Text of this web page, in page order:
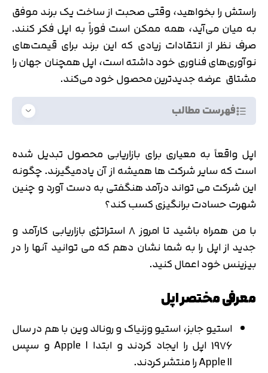
راستش را بخواهید، وقتی صحبت از ساخت یک برند موفق
به میان می‌آید، همه ممکن است فوراً به اپل فکر کنند.
صرف نظر از انتقادات زیادی که این برند برای قیمت‌های
نوآوری‌های فناوری خود داشته است، اپل همچنان جهان را
مشتاق عرضه جدیدترین محصول خود می‌کند.
فهرست مطالب
اپل واقعاً به معیاری برای بازاریابی محصول تبدیل شده
است که سایر شرکت ها همیشه از آن یادمیگیرند. چگونه
این شرکت می تواند درآمد هنگفتی به دست آورد و چنین
شهرت حسادت برانگیزی کسب کند؟
با من همراه باشید تا امروز ۸ استراتژی بازاریابی کارآمد و
جدید از اپل را به شما نشان دهم که می توانید آنها را در
بیزینس خود اعمال کنید.
معرفی مختصر اپل
استیو جابز، استیو وزنیاک و رونالد وین با هم در سال
1976 اپل را ایجاد کردند و ابتدا Apple I و سپس
Apple II را منتشر کردند.